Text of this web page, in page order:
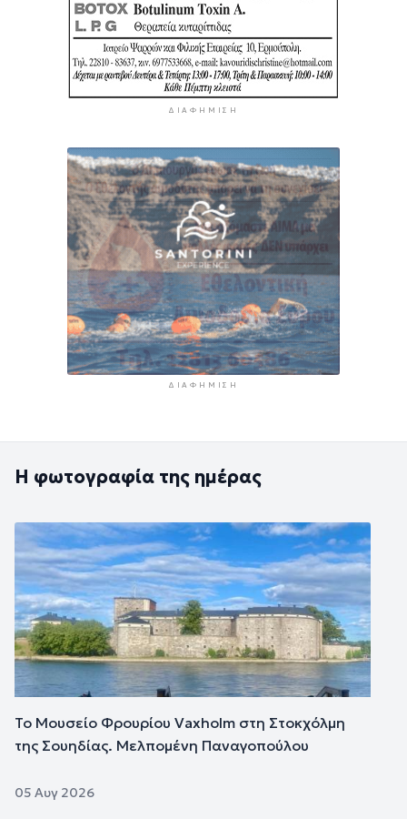
ΔΙΑΦΉΜΙΣΗ
ΔΙΑΦΉΜΙΣΗ
Η φωτογραφία της ημέρας
Εικόνα
Το Μουσείο Φρουρίου Vaxholm στη Στοκχόλμη
της Σουηδίας. Μελπομένη Παναγοπούλου
05 Αυγ 2026